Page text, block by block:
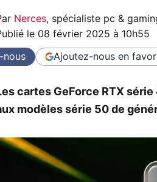
Nerces, spécialiste pc &
le 08 février 2025 à 10h55
nous Ajoutez-nous en
cartes GeForce RTX
modèles série 50 de